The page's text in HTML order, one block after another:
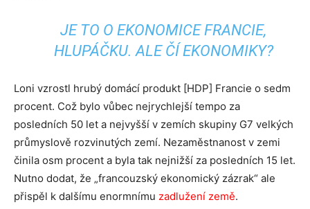
JE TO O EKONOMICE FRANCIE,
HLUPÁČKU. ALE ČÍ EKONOMIKY?
Loni vzrostl hrubý domácí produkt [HDP] Francie o sedm
procent. Což bylo vůbec nejrychlejší tempo za
posledních 50 let a nejvyšší v zemích skupiny G7 velkých
průmyslově rozvinutých zemí. Nezaměstnanost v zemi
činila osm procent a byla tak nejnižší za posledních 15 let.
Nutno dodat, že „francouzský ekonomický zázrak“ ale
přispěl k dalšímu enormnímu zadlužení země.